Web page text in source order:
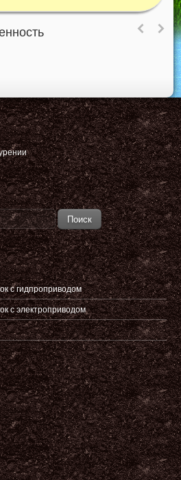
Поиск
с гидпроприводом
с электроприводом